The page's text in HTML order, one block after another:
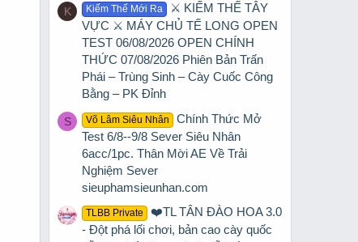
K Kiếm Thế Mới Ra
⚔️ KIẾM THẾ TÂY
VỰC ⚔️ MÁY CHỦ TẾ LONG OPEN
TEST 06/08/2026 OPEN CHÍNH
THỨC 07/08/2026 Phiên Bản Trấn
Phái – Trùng Sinh – Cày Cuốc Công
Bằng – PK Đỉnh
S Võ Lâm Siêu Nhân
Chính Thức Mở
Test 6/8--9/8 Sever Siêu Nhân
6acc/1pc. Thân Mời AE Về Trải
Nghiệm Sever
sieuphamsieunhan.com
TLBB Private
❤️TL TÂN ĐÀO HOA 3.0
- Đột phá lối chơi, bản cao cày quốc